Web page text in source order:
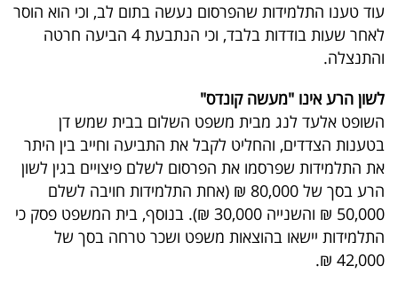
עוד טענו התלמידות שהפרסום נעשה בתום לב, וכי הוא הוסר
לאחר שעות בודדות בלבד, וכי הנתבעת 4 הביעה חרטה
והתנצלה.
לשון הרע אינו "מעשה קונדס"
השופט אלעד לנג מבית משפט השלום בבית שמש דן
בטענות הצדדים, והחליט לקבל את התביעה וחייב בין היתר
את התלמידות שפרסמו את הפרסום לשלם פיצויים בגין לשון
הרע בסך של 80,000 ₪ (אחת התלמידות חויבה לשלם
50,000 ₪ והשנייה 30,000 ₪). בנוסף, בית המשפט פסק כי
התלמידות יישאו בהוצאות משפט ושכר טרחה בסך של
42,000 ₪.